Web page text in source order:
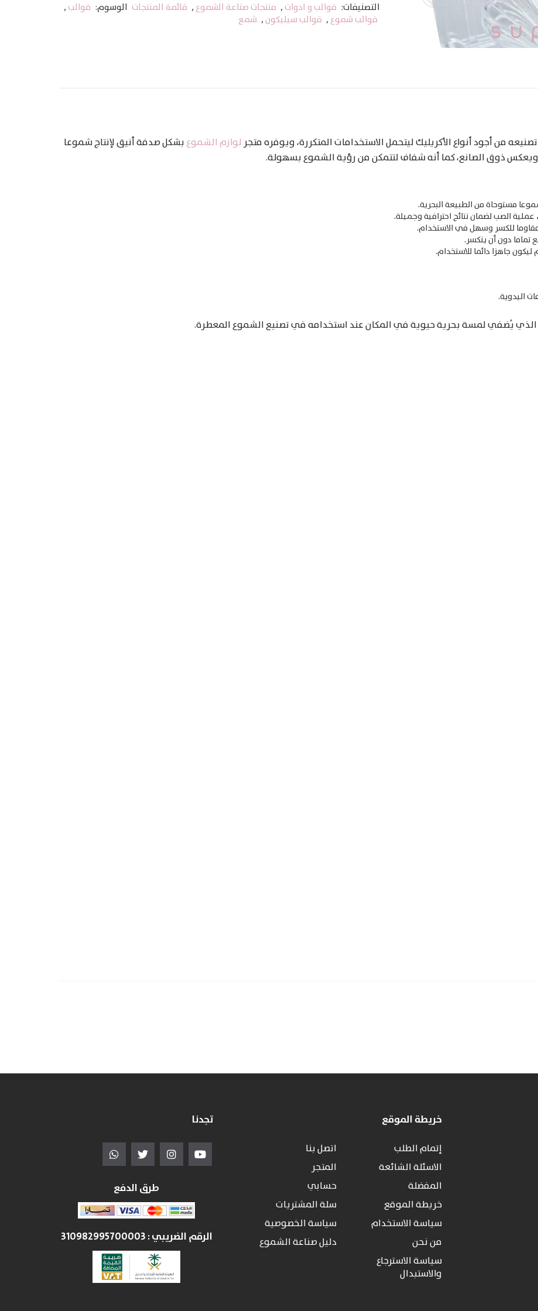
التصنيفات: قوالب و ادوات , منتجات صناعة الشموع , قائمة المنتجات الوسوم: قوالب ,
قوالب شموع , قوالب سيليكون , شمع
من أجود أنواع الأكريليك ليتحمل الاستخدامات المتكررة، ويوفره متجر لوازم الشموع بشكل صدفة أنيق لإنتاج شموعا
ذوق الصانع، كما أنه شفاف لتتمكن من رؤية الشموع بسهولة.
مستوحاة من الطبيعة البحرية.
الصب لضمان نتائج احترافية وجميلة.
مقاوما للكسر وسهل في الاستخدام.
دون أن ينكسر.
جاهزا دائما للاستخدام.
اليدوية.
الذي يُضفي لمسة بحرية حيوية في المكان عند استخدامه في تصنيع الشموع المعطرة.
خريطة الموقع
إتمام الطلب
اتصل بنا
الاسئلة الشائعة
المتجر
المفضلة
حسابي
خريطة الموقع
سلة المشتريات
سياسة الاستخدام
سياسة الخصوصية
من نحن
دليل صناعة الشموع
سياسة الاسترجاع
والاستبدال
تجدنا
طرق الدفع
الرقم الضريبي :310982995700003